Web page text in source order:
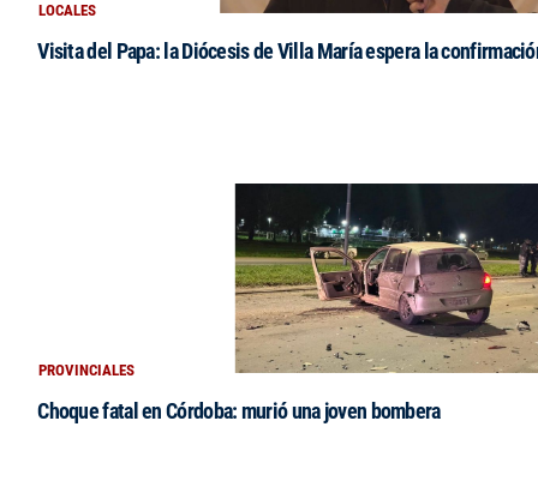
LOCALES
Visita del Papa: la Diócesis de Villa María espera la
PROVINCIALES
Choque fatal en Córdoba: murió una joven bombera